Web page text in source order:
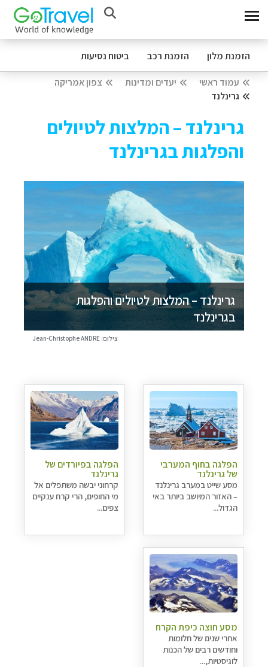
הזמנת מלון הזמנת רכב ביטוח נסיעות
עמוד ראשי יעדים ומדינות
צפון אמריקה
גרינלנד
גרינלנד – המלצות לטיולים
והפלגות בגרינלנד
גרינלנד – המלצות לטיולים והפלגות
בגרינלנד
צילום: Jean-Christophe ANDRE
הפלגה בחוף המערבי
של גרינלנד
מסע שייט במערב גרינלנד
– האזור המיושב ביותר באי
הגדול...
הפלגה בפיורדים של
גרינלנד
קרחוני יבשה משתפלים אל
מי החופים, הרי קרח ענקיים
צפים...
מסע חוצה כיפת הקרח
אחרי שנים של חלומות
וחודשים רבים של הכנות
לוגיסטיות,...